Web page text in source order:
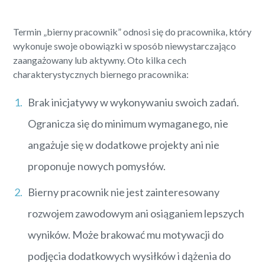
Termin „bierny pracownik” odnosi się do pracownika, który
wykonuje swoje obowiązki w sposób niewystarczająco
zaangażowany lub aktywny. Oto kilka cech
charakterystycznych biernego pracownika:
Brak inicjatywy w wykonywaniu swoich zadań.
Ogranicza się do minimum wymaganego, nie
angażuje się w dodatkowe projekty ani nie
proponuje nowych pomysłów.
Bierny pracownik nie jest zainteresowany
rozwojem zawodowym ani osiąganiem lepszych
wyników. Może brakować mu motywacji do
podjęcia dodatkowych wysiłków i dążenia do